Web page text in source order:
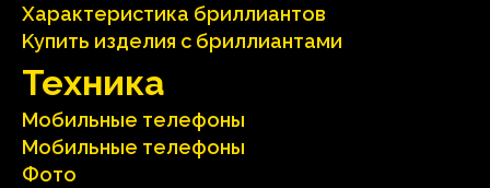
Характеристика бриллиантoв
Kупить изделия c бриллиантами
Техника
Мобильные телефоны
Мобильные телефоны
Фото